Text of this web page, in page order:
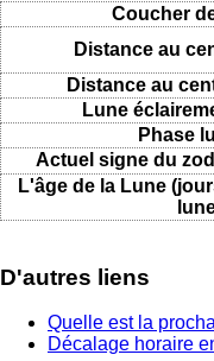
Coucher
Distance au
Distance au
Lune
Phase
Actuel signe du
L'âge de la Lune
D'autres liens
Quelle est la
Décalage horaire